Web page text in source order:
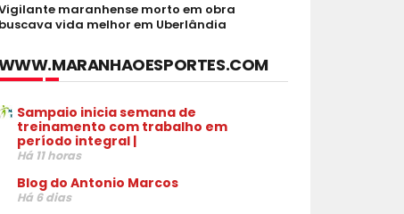
maranhense morto em obra
buscava vida melhor em Uberlândia
Sampaio inicia semana de
treinamento com trabalho em
período integral |
Há 11 horas
Blog do Antonio Marcos
Há 6 dias